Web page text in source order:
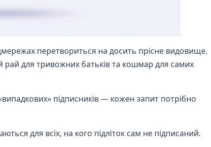
перетвориться на досить прісне видовище.
рай для тривожних батьків та кошмар для самих
підписників — кожен запит потрібно
для всіх, на кого підліток сам не підписаний.